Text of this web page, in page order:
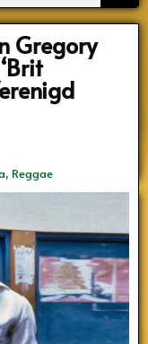
Gregory
, Reggae